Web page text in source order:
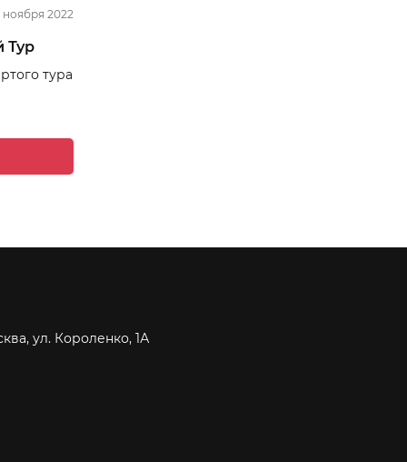
ноября 2022
Тур
тура
ул. Короленко, 1А